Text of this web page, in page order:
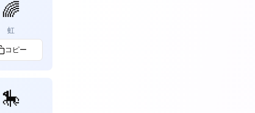
🌈
虹
コピー
🎠